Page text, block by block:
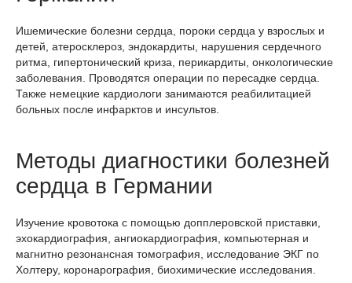
Ишемические болезни сердца, пороки сердца у взрослых и
детей, атеросклероз, эндокардиты, нарушения сердечного
ритма, гипертонический криза, перикардиты, онкологические
заболевания. Проводятся операции по пересадке сердца.
Также немецкие кардиологи занимаются реабилитацией
больных после инфарктов и инсультов.
Методы диагностики болезней
сердца в Германии
Изучение кровотока с помощью допплеровской приставки,
эхокардиография, ангиокардиография, компьютерная и
магнитно резонансная томография, исследование ЭКГ по
Холтеру, коронарография, биохимические исследования.